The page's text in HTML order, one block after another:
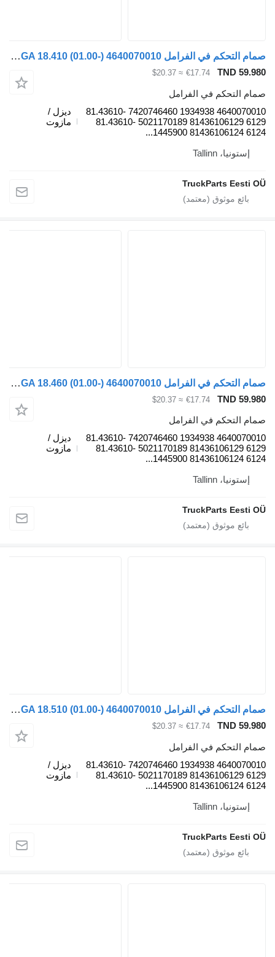
صمام التحكم في الفرامل WABCO TGA 18.410 (01.00-) 4640070010 لـ السيارات القاطرة MAN 4-series, TGA (1993-2009)
TND
€17.74
≈ $20.37
التحكم في الفرامل
4640070010 1934938 7420746460 81.43610-
6129 81436106129 5021170189 81.43610-
6124 81436106124
ديزل /
مازوت
إستونيا، Tallinn
TruckParts Eesti
صمام التحكم في الفرامل MAN TGA 18.460 (01.00-) 4640070010 لـ السيارات القاطرة MAN 4-series, TGA (1993-2009)
TND
€17.74
≈ $20.37
التحكم في الفرامل
4640070010 1934938 7420746460 81.43610-
6129 81436106129 5021170189 81.43610-
6124 81436106124
ديزل /
مازوت
إستونيا، Tallinn
TruckParts Eesti
صمام التحكم في الفرامل WABCO TGA 18.510 (01.00-) 4640070010 لـ السيارات القاطرة MAN 4-series, TGA (1993-2009)
TND
€17.74
≈ $20.37
التحكم في الفرامل
4640070010 1934938 7420746460 81.43610-
6129 81436106129 5021170189 81.43610-
6124 81436106124
ديزل /
مازوت
إستونيا، Tallinn
TruckParts Eesti